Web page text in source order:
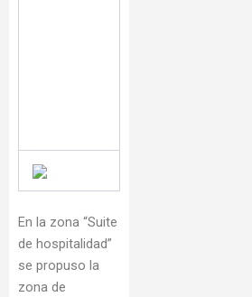
En la zona “Suite
de hospitalidad”
se propuso la
zona de